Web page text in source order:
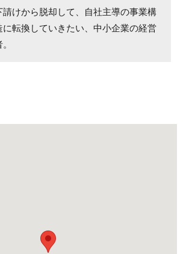
請けから脱却して、自社主導の事業構
に転換していきたい、中小企業の経営